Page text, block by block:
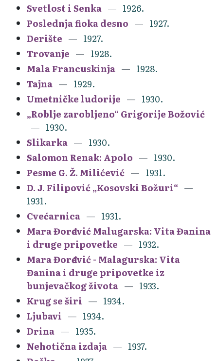
Svetlost i Senka
1926.
Poslednja fioka desno
1927.
Derište
1927.
Trovanje
1928.
Mala Francuskinja
1928.
Tajna
1929.
Umetničke ludorije
1930.
„Roblje zarobljeno“ Grigorije Božović
1930.
Slikarka
1930.
Salomon Renak: Apolo
1930.
Pesme G. Ž. Milićević
1931.
D. J. Filipović „Kosovski Božuri“
1931.
Cvećarnica
1931.
Mara Đorđević Malugarska: Vita Đanina
i druge pripovetke
1932.
Mara Đorđević - Malagurska: Vita
Đanina i druge pripovetke iz
bunjevačkog života
1933.
Krug se širi
1934.
Ljubavi
1934.
Drina
1935.
Nehotična izdaja
1937.